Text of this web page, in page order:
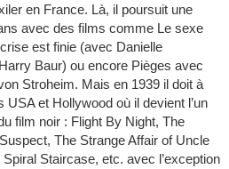
en France. Là, il poursuit une
avec des films comme Le sexe
est finie (avec Danielle
Baur) ou encore Pièges avec
Stroheim. Mais en 1939 il doit à
USA et Hollywood où il devient l’un
film noir : Flight By Night, The
The Strange Affair of Uncle
Staircase, etc. avec l’exception